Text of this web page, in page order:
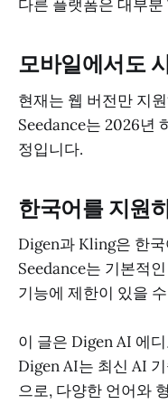
다른 플랫폼은 대부
모바일에서도
현재는 웹 버전만 지
Seedance는 2026년
정입니다.
한국어를 지원
Digen과 Kling은 한
Seedance는 기본적
기능에 제한이 있을
이 글은 Digen AI 에
Digen AI는 최신 AI
으로, 다양한 언어와